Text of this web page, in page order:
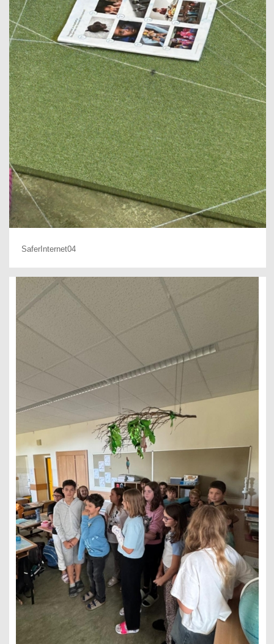
SaferInternet04